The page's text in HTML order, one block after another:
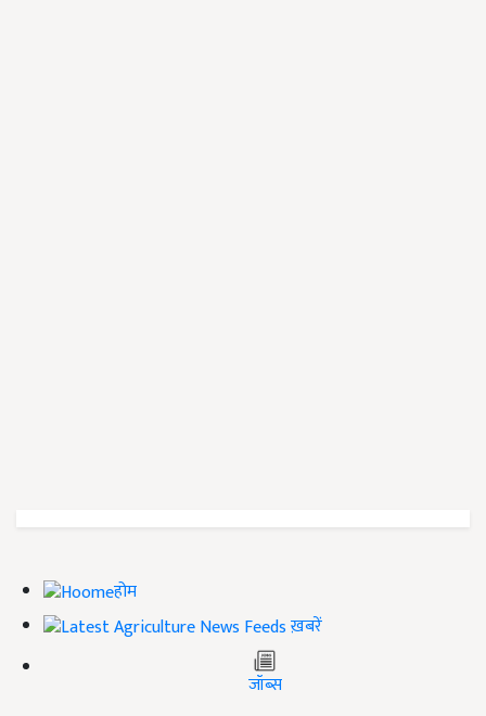
होम
ख़बरें
जॉब्स